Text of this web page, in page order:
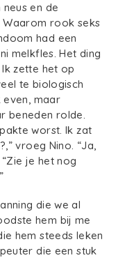
en de
rook seks
had een
melkfles. Het ding
zette het op
te biologisch
even, maar
beneden rolde.
worst. Ik zat
vroeg Nino. “Ja,
je het nog
die we al
hem bij me
hem steeds leken
die een stuk